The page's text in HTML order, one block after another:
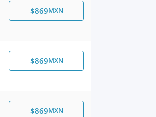
$869MXN
$869MXN
$869MXN